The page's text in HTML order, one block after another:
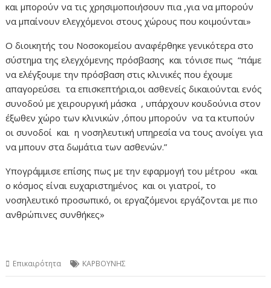
και μπορούν να τις χρησιμοποιήσουν πια ,για να μπορούν
να μπαίνουν ελεγχόμενοι στους χώρους που κοιμούνται»
Ο διοικητής του Νοσοκομείου αναφέρθηκε γενικότερα στο
σύστημα της ελεγχόμενης πρόσβασης και τόνισε πως “πάμε
να ελέγξουμε την πρόσβαση στις κλινικές που έχουμε
απαγορεύσει τα επισκεπτήρια,οι ασθενείς δικαιούνται ενός
συνοδού με χειρουργική μάσκα , υπάρχουν κουδούνια στον
έξωθεν χώρο των κλινικών ,όπου μπορούν να τα κτυπούν
οι συνοδοί και η νοσηλευτική υπηρεσία να τους ανοίγει για
να μπουν στα δωμάτια των ασθενών.”
Υπογράμμισε επίσης πως με την εφαρμογή του μέτρου «και
ο κόσμος είναι ευχαριστημένος και οι γιατροί, το
νοσηλευτικό προσωπικό, οι εργαζόμενοι εργάζονται με πιο
ανθρώπινες συνθήκες»
Επικαιρότητα ΚΑΡΒΟΥΝΗΣ